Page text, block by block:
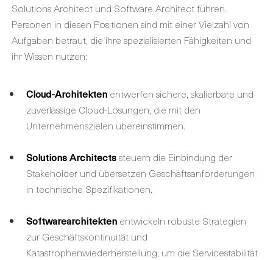
Solutions Architect und Software Architect führen.
Personen in diesen Positionen sind mit einer Vielzahl von
Aufgaben betraut, die ihre spezialisierten Fähigkeiten und
ihr Wissen nutzen:
Cloud-Architekten entwerfen sichere, skalierbare und
zuverlässige Cloud-Lösungen, die mit den
Unternehmenszielen übereinstimmen.
Solutions Architectssteuern die Einbindung der
Stakeholder und übersetzen Geschäftsanforderungen
in technische Spezifikationen.
Softwarearchitekten entwickeln robuste Strategien
zur Geschäftskontinuität und
Katastrophenwiederherstellung, um die Servicestabilität